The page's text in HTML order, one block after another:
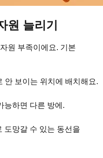
늘리기
원 부족이에요. 기본
안 보이는 위치에 배치해요.
능하면 다른 방에.
도망갈 수 있는 동선을